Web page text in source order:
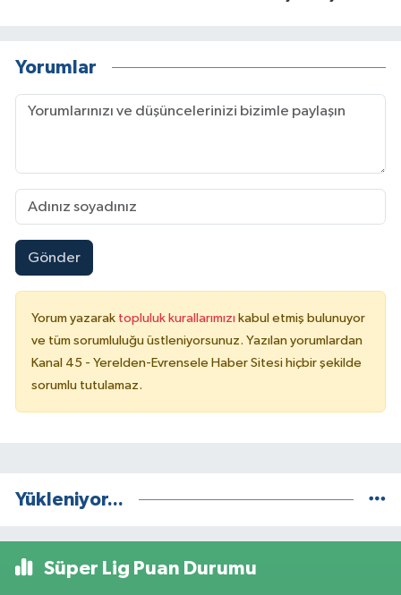
Yorumlar
Gönder
Yorum yazarak topluluk kurallarımızı kabul etmiş bulunuyor
ve tüm sorumluluğu üstleniyorsunuz. Yazılan yorumlardan
Kanal 45 - Yerelden-Evrensele Haber Sitesi hiçbir şekilde
sorumlu tutulamaz.
Yükleniyor...
Süper Lig Puan Durumu